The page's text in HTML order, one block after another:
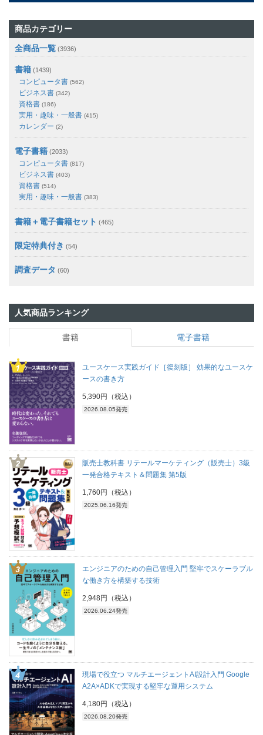
商品カテゴリー
全商品一覧 (3936)
書籍 (1439)
コンピュータ書 (562)
ビジネス書 (342)
資格書 (186)
実用・趣味・一般書 (415)
カレンダー (2)
電子書籍 (2033)
コンピュータ書 (817)
ビジネス書 (403)
資格書 (514)
実用・趣味・一般書 (383)
書籍＋電子書籍セット (465)
限定特典付き (54)
調査データ (60)
人気商品ランキング
書籍 電子書籍
ユースケース実践ガイド［復刻版］ 効果的なユースケ
ースの書き方
5,390円（税込）
2026.08.05発売
販売士教科書 リテールマーケティング（販売士）3級
一発合格テキスト＆問題集 第5版
1,760円（税込）
2025.06.16発売
エンジニアのための自己管理入門 堅牢でスケーラブル
な働き方を構築する技術
2,948円（税込）
2026.06.24発売
現場で役立つ マルチエージェントAI設計入門 Google
A2A×ADKで実現する堅牢な運用システム
4,180円（税込）
2026.08.20発売